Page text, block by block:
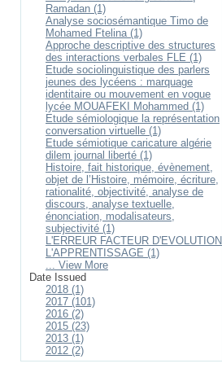
Ramadan (1)
Analyse sociosémantique Timo de
Mohamed Ftelina (1)
Approche descriptive des structures
des interactions verbales FLE (1)
Etude sociolinguistique des parlers
jeunes des lycéens : marquage
identitaire ou mouvement en vogue
lycée MOUAFEKI Mohammed (1)
Etude sémiologique la représentation
conversation virtuelle (1)
Etude sémiotique caricature algérie
dilem journal liberté (1)
Histoire, fait historique, évènement,
objet de l’Histoire, mémoire, écriture,
rationalité, objectivité, analyse de
discours, analyse textuelle,
énonciation, modalisateurs,
subjectivité (1)
L'ERREUR FACTEUR D'EVOLUTION
L'APPRENTISSAGE (1)
... View More
Date Issued
2018 (1)
2017 (101)
2016 (2)
2015 (23)
2013 (1)
2012 (2)